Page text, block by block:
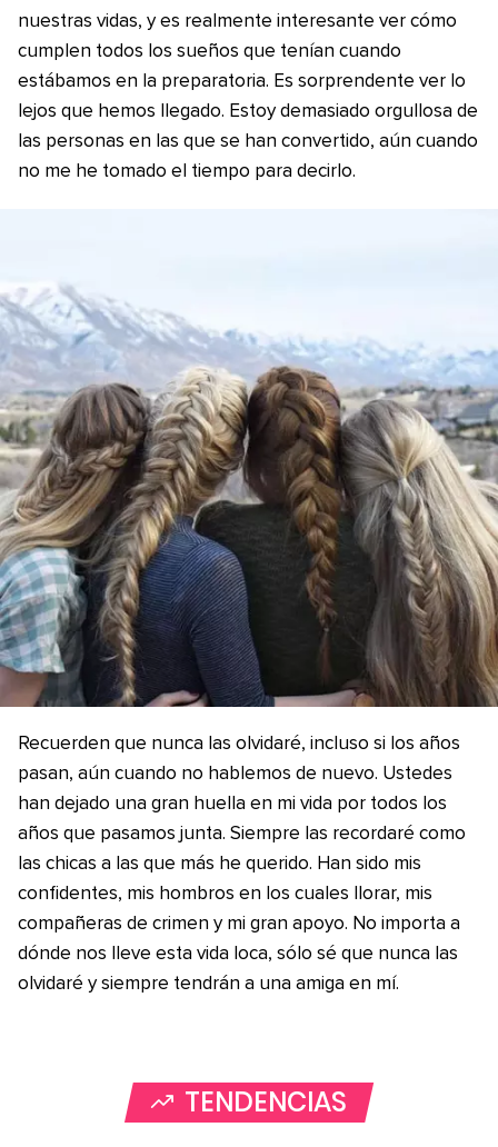
nuestras vidas, y es realmente interesante ver cómo
cumplen todos los sueños que tenían cuando
estábamos en la preparatoria. Es sorprendente ver lo
lejos que hemos llegado. Estoy demasiado orgullosa de
las personas en las que se han convertido, aún cuando
no me he tomado el tiempo para decirlo.
Recuerden que nunca las olvidaré, incluso si los años
pasan, aún cuando no hablemos de nuevo. Ustedes
han dejado una gran huella en mi vida por todos los
años que pasamos junta. Siempre las recordaré como
las chicas a las que más he querido. Han sido mis
confidentes, mis hombros en los cuales llorar, mis
compañeras de crimen y mi gran apoyo. No importa a
dónde nos lleve esta vida loca, sólo sé que nunca las
olvidaré y siempre tendrán a una amiga en mí.
TENDENCIAS